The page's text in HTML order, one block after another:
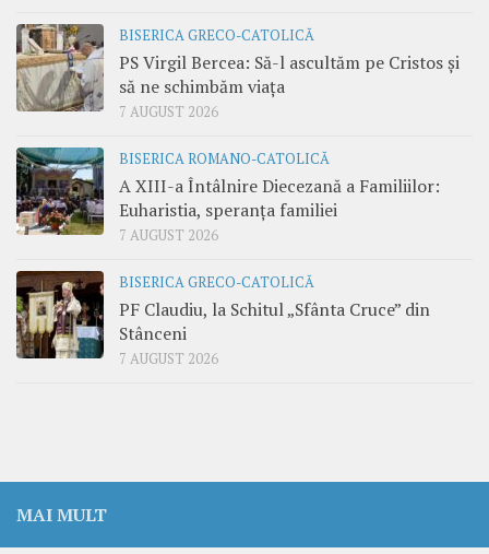
BISERICA GRECO-CATOLICĂ
PS Virgil Bercea: Să-l ascultăm pe Cristos și
să ne schimbăm viața
7 AUGUST 2026
BISERICA ROMANO-CATOLICĂ
A XIII-a Întâlnire Diecezană a Familiilor:
Euharistia, speranța familiei
7 AUGUST 2026
BISERICA GRECO-CATOLICĂ
PF Claudiu, la Schitul „Sfânta Cruce” din
Stânceni
7 AUGUST 2026
MAI MULT